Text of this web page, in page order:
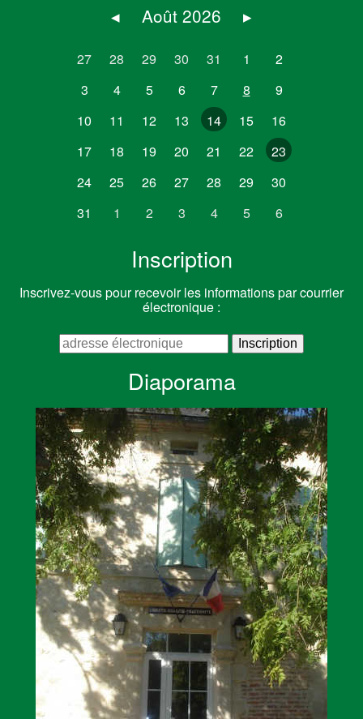
◂ Août 2026 ▸
27 28 29 30 31 1
2
3
4 5 6 7 8
9
10
11 12 13 14 15
16
17
18 19 20 21 22
23
24
25 26 27 28 29
30
31
1 2 3 4 5 6
Inscription
Inscrivez-vous pour recevoir les informations par courrier
électronique :
Diaporama